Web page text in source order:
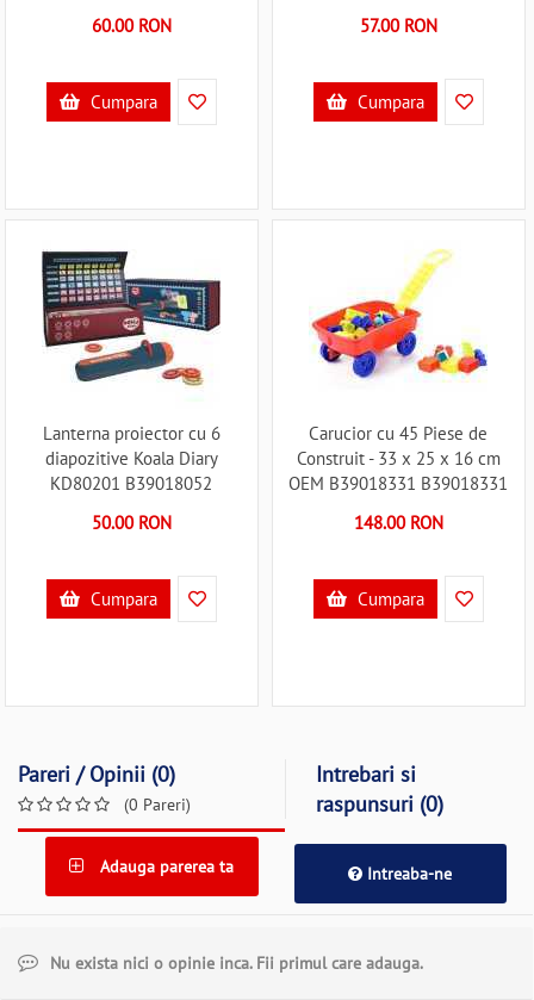
60.00 RON
Cumpara
57.00 RON
Cumpara
Lanterna proiector cu 6
diapozitive Koala Diary
KD80201 B39018052
50.00 RON
Cumpara
Carucior cu 45 Piese de
Construit - 33 x 25 x 16 cm
OEM B39018331 B39018331
148.00 RON
Cumpara
Pareri / Opinii (0)
(0 Pareri)
Intrebari si
raspunsuri (0)
Adauga parerea ta Intreaba-ne
Nu exista nici o opinie inca. Fii primul care adauga.